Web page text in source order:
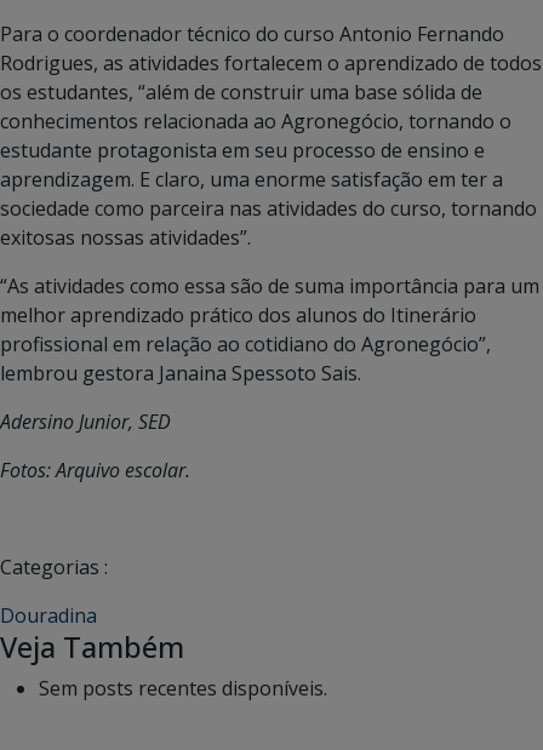
Para o coordenador técnico do curso Antonio Fernando
Rodrigues, as atividades fortalecem o aprendizado de todos
os estudantes, “além de construir uma base sólida de
conhecimentos relacionada ao Agronegócio, tornando o
estudante protagonista em seu processo de ensino e
aprendizagem. E claro, uma enorme satisfação em ter a
sociedade como parceira nas atividades do curso, tornando
exitosas nossas atividades”.
“As atividades como essa são de suma importância para um
melhor aprendizado prático dos alunos do Itinerário
profissional em relação ao cotidiano do Agronegócio”,
lembrou gestora Janaina Spessoto Sais.
Adersino Junior, SED
Fotos: Arquivo escolar.
Categorias :
Douradina
Veja Também
Sem posts recentes disponíveis.